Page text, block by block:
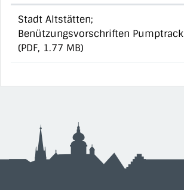
Stadt Altstätten;
Benützungsvorschriften Pumptrack
(PDF, 1.77 MB)